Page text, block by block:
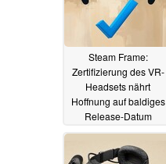
Steam Frame:
Zertifizierung des VR-
Headsets nährt
Hoffnung auf baldiges
Release-Datum
30.07.2026